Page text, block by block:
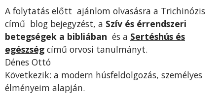
A folytatás előtt ajánlom olvasásra a Trichinózis
című blog bejegyzést, a Szív és érrendszeri
betegségek a bibliában és a Sertéshús és
egészség című orvosi tanulmányt.
Dénes Ottó
Következik: a modern húsfeldolgozás, személyes
élményeim alapján.